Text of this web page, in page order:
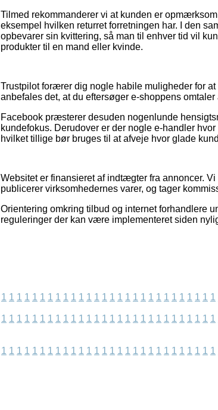
Tilmed rekommanderer vi at kunden er
eksempel hvilken returret forretningen har. I den
opbevarer sin kvittering, så man til enhver tid vil
produkter til en mand eller kvinde.
Trustpilot forærer dig nogle habile muligheder for
anbefales det, at du eftersøger e-shoppens
Facebook præsterer desuden nogenlunde
kundefokus. Derudover er der nogle e-handler
hvilket tillige bør bruges til at afveje hvor glade
Websitet er finansieret af indtægter fra annoncer.
publicerer virksomhedernes varer, og tager
Orientering omkring tilbud og internet forhandlere
reguleringer der kan være implementeret siden
1 1 1 1 1 1 1 1 1 1 1 1 1 1 1 1 1 1 1 1 1 1 1 1 1 1 1 1
1 1 1 1 1 1 1 1 1 1 1 1 1 1 1 1 1 1 1 1 1 1 1 1 1 1 1 1
1 1 1 1 1 1 1 1 1 1 1 1 1 1 1 1 1 1 1 1 1 1 1 1 1 1 1 1